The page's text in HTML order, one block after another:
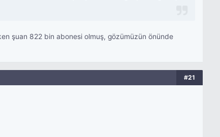
şuan 822 bin abonesi olmuş, gözümüzün önünde
#21